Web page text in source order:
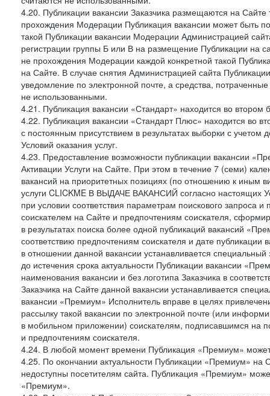
4.20. Публикации вакансии Заказчика размещаются на
прохождения Модерации Публикация вакансии может быть
такой Публикации вакансии Модерации Администрацией
регистрации группы Б или В на размещение Публикации на
не прохождения Модерации каждой конкретной такой
на Сайте. В случае снятия Администрацией сайта
уведомление по электронной почте, а средства,
не использованными.
4.21. Публикация вакансии «Стандарт» находится во втором
4.22. Публикация вакансии «Стандарт Плюс» находится во
с постоянным присутствием в результатах выборки с
Условий оказания услуг.
4.23. Предоставление возможности публикации вакансии
Активации Услуги на Сайте. При этом в течение 7 (семи)
вакансий на приоритетных позициях (по отношению к иным
услуги CLICKME В ВЫДАЧЕ ВАКАНСИЙ согласно настоящих
при условии соответствия параметрам поискового
соискателем на Сайте и предпочтениям соискателя,
в результатах поиска более одной публикаций вакансий
соответствию предпочтениям соискателя и дате
в отношении данной вакансии устанавливается
до истечения срока актуальности Публикации вакансии
наименования вакансии и без логотипа Заказчика в
Заказчика на Сайте данной вакансии устанавливается
вакансии «Премиум» Исполнитель вправе в целях
рассылку такой вакансии по электронной почте (или
в мобильном приложении) соискателям, подписавшимся на
и предпочтениям соискателя.
4.24. В любой момент времени Публикация «Премиум»
4.25. По окончании актуальности Публикации «Премиум»
недоступны посетителям сайта. Публикация «Премиум»
«Премиум».